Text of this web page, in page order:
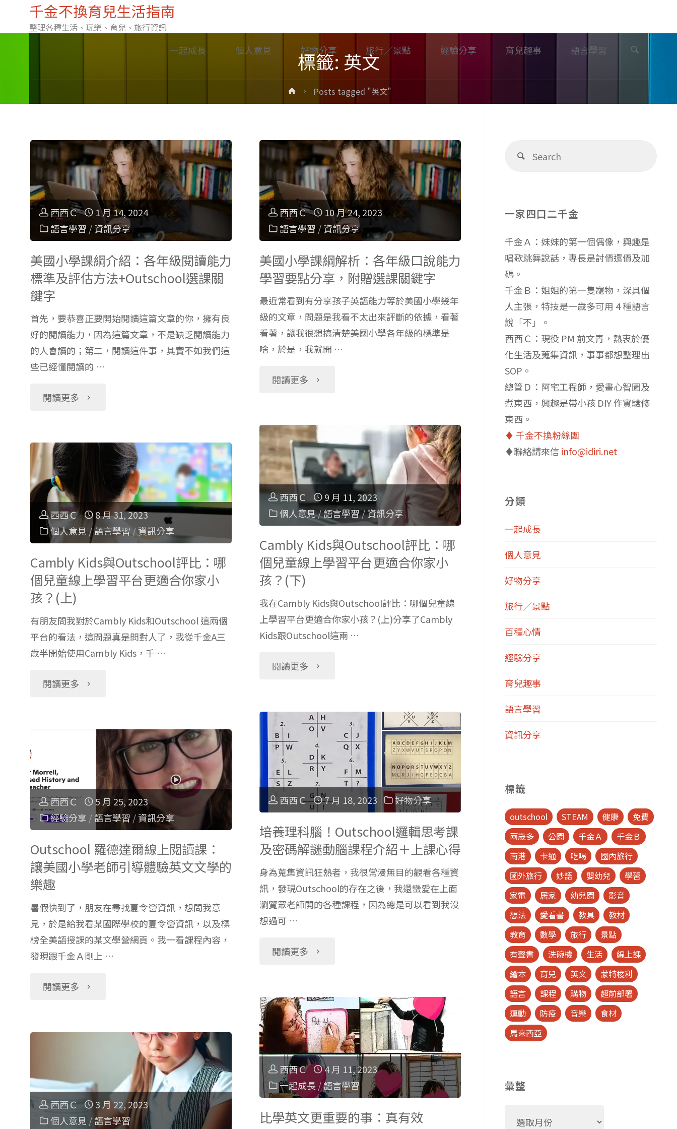
千金不換育兒生活指南
整理各種生活、玩樂、育兒、旅行資訊
Skip
to
一起成長 個人意見 好物分享 旅行／景點 經驗分享 育兒趣事 語言學習 Search
標籤: 英文
HomePosts tagged "英文"
西西Ｃ
1 月 14, 2024
語言學習 /資訊分享
美國小學課綱介紹：各年級閱讀能力
標準及評估方法+Outschool選課關
鍵字
首先，要恭喜正要開始閱讀這篇文章的你，擁有良
好的閱讀能力，因為這篇文章，不是缺乏閱讀能力
的人會讀的；第二，閱讀這件事，其實不如我們這
些已經懂閱讀的 …
閱讀更多 "美
綱
介
紹：
各
年
標
準
及
估
方
鍵
西西Ｃ
10 月 24, 2023
語言學習 /資訊分享
美國小學課綱解析：各年級口說能力
學習要點分享，附贈選課關鍵字
最近常看到有分享孩子英語能力等於美國小學幾年
級的文章，問題是我看不太出來評斷的依據，看著
看著，讓我很想搞清楚美國小學各年級的標準是
啥，於是，我就開 …
閱讀更多 "美
小
學
課
綱
解
析：
各
年
能
力
學
習
要
點
分
附
選
課
關
鍵
字"
西西Ｃ
9 月 11, 2023
個人意見/語言學習/資訊分享
Cambly Kids與Outschool評比：哪
個兒童線上學習平台更適合你家小
孩？(下)
我在Cambly Kids與Outschool評比：哪個兒童線
上學習平台更適合你家小孩？(上)分享了Cambly
Kids跟Outschool這兩 …
閱讀更多 "Cambly
與
Outschool
評
比：
哪
個
兒
童
習
平
台
更
西西Ｃ
8 月 31, 2023
個人意見 /語言學習 /資訊分享
Cambly Kids與Outschool評比：哪
個兒童線上學習平台更適合你家小
孩？(上)
有朋友問我對於Cambly Kids和Outschool 這兩個
平台的看法，這問題真是問對人了，我從千金A三
歲半開始使用Cambly Kids，千 …
閱讀更多 "Cambly
Outschool
評
比：
哪
個
童
線
上
習
台
更
西西Ｃ 7 月 18, 2023 好物分享
培養理科腦！Outschool邏輯思考課
及密碼解謎動腦課程介紹＋上課心得
身為蒐集資訊狂熱者，我很常漫無目的觀看各種資
訊，發現Outschool的存在之後，我還蠻愛在上面
瀏覽眾老師開的各種課程，因為總是可以看到我沒
想過可 …
閱讀更多 "培
理
科
腦！
Outschool
邏
西西Ｃ
5 月 25, 2023
經驗分享 / 語言學習 /資訊分享
Outschool 羅德達爾線上閱讀課：
讓美國小學老師引導體驗英文文學的
樂趣
暑假快到了，朋友在尋找夏令營資訊，想問我意
見，於是給我看某國際學校的夏令營資訊，以及標
榜全美語授課的某文學營網頁。我一看課程內容，
發現跟千金Ａ剛上 …
閱讀更多 "Outschool
爾
線
西西Ｃ
4 月 11, 2023
一起成長 /語言學習
比學英文更重要的事：真有效
西西Ｃ
3 月 22, 2023
個人意見 / 語言學習
Search
一家四口二千金
千金Ａ：妹妹的第一個偶像，興趣是
唱歌跳舞說話，專長是討價還價及加
碼。
千金Ｂ：姐姐的第一隻寵物，深具個
人主張，特技是一歲多可用 4 種語言
說「不」。
西西Ｃ：現役 PM 前文青，熱衷於優
化生活及蒐集資訊，事事都想整理出
SOP。
總管Ｄ：阿宅工程師，愛畫心智圖及
煮東西，興趣是帶小孩 DIY 作實驗修
東西。
♦️ 千金不換粉絲團
♦️聯絡請來信 info@idiri.net
分類
一起成長
個人意見
好物分享
旅行／景點
百種心情
經驗分享
育兒趣事
語言學習
資訊分享
標籤
outschool STEAM 健康
免費
兩歲多
公園 千金Ａ
千金Ｂ
南港
卡通 吃喝
國內旅行
國外旅行
妙語 嬰幼兒
學習
家電
居家 幼兒園
影音
想法
愛看書 教具
教材
教育
數學 旅行
景點
有聲書
洗碗機 生活
線上課
繪本
育兒 英文
蒙特梭利
語言
課程 購物
超前部署
運動
防疫 音樂
食材
馬來西亞
彙整